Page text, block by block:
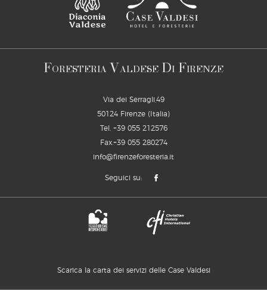
FORESTERIA V ALDESE DI FIRENZE
Via dei Serragli,49
50124 Firenze (Italia)
Tel. +39 055 212576
Fax.+39 055 280274
info@firenzeforesteria.it
Seguici su:
Scarica la carta dei servizi delle Case Valdesi